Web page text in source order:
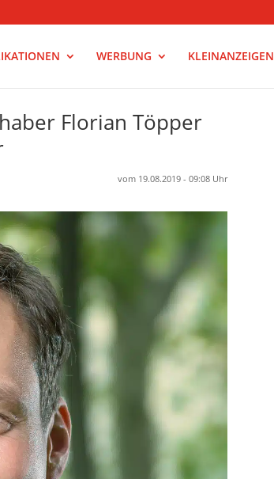
WERBUNG KLEINANZEIGEN
Florian Töpper
vom 19.08.2019 - 09:08 Uhr